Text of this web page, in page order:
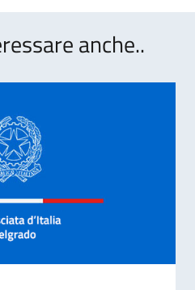
anche..